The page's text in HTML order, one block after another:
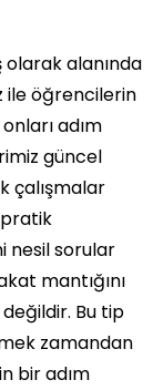
alanında
ile öğrencilerin
adım
güncel
çalışmalar
pratik
nesil sorular
mantığını
Bu tip
zamandan
bir adım